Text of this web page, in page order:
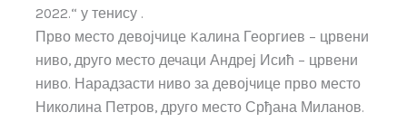
2022.“ у тенису .
Прво место девојчице Kалина Георгиев – црвени
ниво, друго место дечаци Андреј Исић – црвени
ниво. Нарадзасти ниво за девојчице прво место
Николина Петров, друго место Срђана Миланов.